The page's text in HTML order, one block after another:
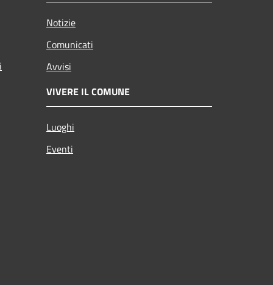
Notizie
Comunicati
Avvisi
VIVERE IL COMUNE
Luoghi
Eventi